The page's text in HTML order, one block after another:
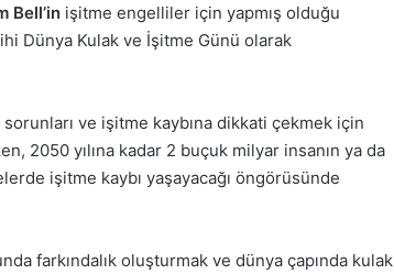
Bell’in işitme engelliler için yapmış olduğu
Dünya Kulak ve İşitme Günü olarak
ve işitme kaybına dikkati çekmek için
2050 yılına kadar 2 buçuk milyar insanın ya da
işitme kaybı yaşayacağı öngörüsünde
farkındalık oluşturmak ve dünya çapında kulak